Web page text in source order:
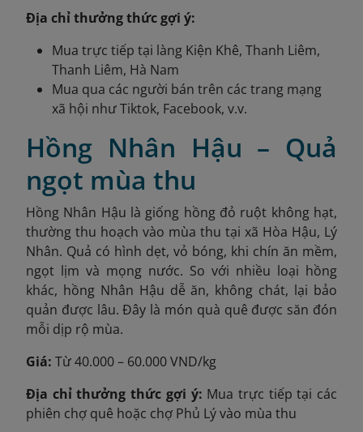
Địa chỉ thưởng thức gợi ý:
Mua trực tiếp tại làng Kiện Khê, Thanh Liêm,
Thanh Liêm, Hà Nam
Mua qua các người bán trên các trang mạng
xã hội như Tiktok, Facebook, v.v.
Hồng Nhân Hậu – Quả
ngọt mùa thu
Hồng Nhân Hậu là giống hồng đỏ ruột không hạt,
thường thu hoạch vào mùa thu tại xã Hòa Hậu, Lý
Nhân. Quả có hình dẹt, vỏ bóng, khi chín ăn mềm,
ngọt lịm và mọng nước. So với nhiều loại hồng
khác, hồng Nhân Hậu dễ ăn, không chát, lại bảo
quản được lâu. Đây là món quà quê được săn đón
mỗi dịp rộ mùa.
Giá: Từ 40.000 – 60.000 VND/kg
Địa chỉ thưởng thức gợi ý: Mua trực tiếp tại các
phiên chợ quê hoặc chợ Phủ Lý vào mùa thu